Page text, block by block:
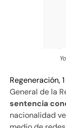
Regeneración,
General de la
sentencia
nacionalidad